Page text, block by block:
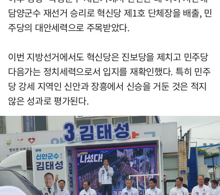
담양군수 재선거 승리로 혁신당 제1호 단체장을 배출, 민
주당의 대안세력으로 주목받았다.
이번 지방선거에서도 혁신당은 진보당을 제치고 민주당
다음가는 정치세력으로서 입지를 재확인했다. 특히 민주
당 강세 지역인 신안과 장흥에서 신승을 거둔 것은 적지
않은 성과로 평가된다.